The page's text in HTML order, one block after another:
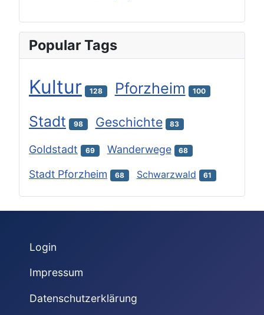
Popular Tags
Kultur 128 Pforzheim 100
Stadt 98 Geschichte 83
Goldstadt 69 Wanderwege 68
Stadt Pforzheim 68 Schwarzwald 61
Login
Impressum
Datenschutzerklärung